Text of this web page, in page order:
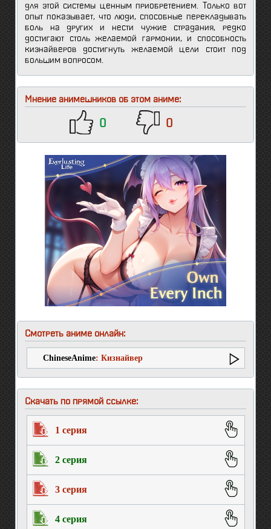
для этой системы ценным приобретением. Только вот
опыт показывает, что люди, способные перекладывать
боль на других и нести чужие страдания, редко
достигают столь желаемой гармонии, и способность
кизнайверов достигнуть желаемой цели стоит под
большим вопросом.
Мнение анимешников об этом аниме:
0 0
Смотреть аниме онлайн:
ChineseAnime: Кизнайвер
Скачать по прямой ссылке:
1 серия
2 серия
3 серия
4 серия